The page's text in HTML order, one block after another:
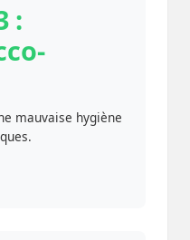
:
mauvaise hygiène